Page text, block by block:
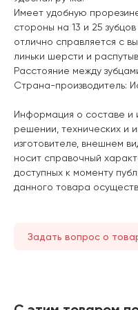
Имеет удобную
стороны на 13 и 25
отлично справляется с
линьки шерсти и
Расстояние между
Страна-производитель:
Информация о составе и
решении, технических и
изготовителе, внешнем
носит справочный
доступных к моменту
данного товара
Задать вопрос о